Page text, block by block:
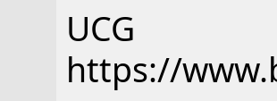
UCG
https://